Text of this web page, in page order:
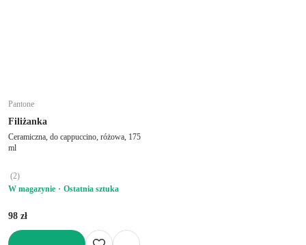
Pantone
Filiżanka
Ceramiczna, do cappuccino, różowa, 175
ml
(2)
W magazynie
Ostatnia sztuka
98 zł